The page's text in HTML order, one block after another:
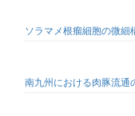
ソラマメ根瘤細胞の微細
南九州における肉豚流通